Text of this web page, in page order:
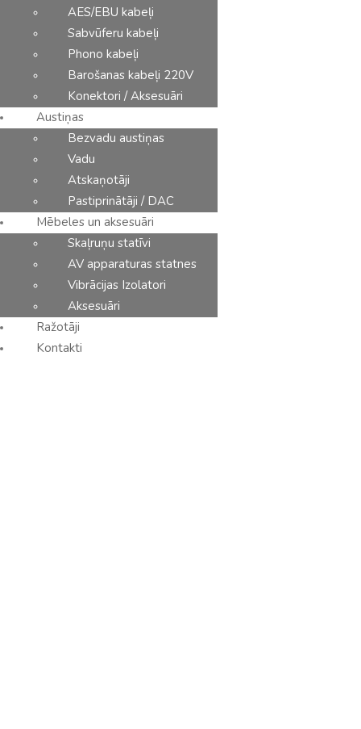
PIEVIENOT GROZAM
Clearaudio Microfibre Strip Set
AES/EBU kabeļi
Sabvūferu kabeļi
Phono kabeļi
Barošanas kabeļi 220V
Konektori / Aksesuāri
Austiņas
Bezvadu austiņas
Vadu
Atskaņotāji
Pastiprinātāji / DAC
Mēbeles un aksesuāri
Skaļruņu statīvi
AV apparaturas statnes
Vibrācijas Izolatori
Aksesuāri
Ražotāji
Kontakti